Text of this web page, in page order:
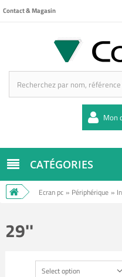
Contact & Magasin
Mon
CATÉGORIES
Ecran pc » Périphérique »
29''
Select option